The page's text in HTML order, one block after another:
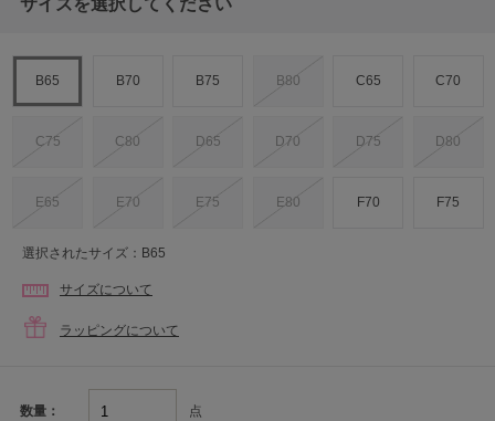
B65 B70 B75 B80 C65 C70
C75 C80 D65 D70 D75 D80
E65 E70 E75 E80 F70 F75
選択されたサイズ：B65
サイズについて
ラッピングについて
数量： 点